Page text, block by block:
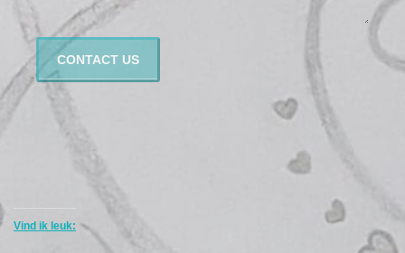
CONTACT US
Vind ik leuk: